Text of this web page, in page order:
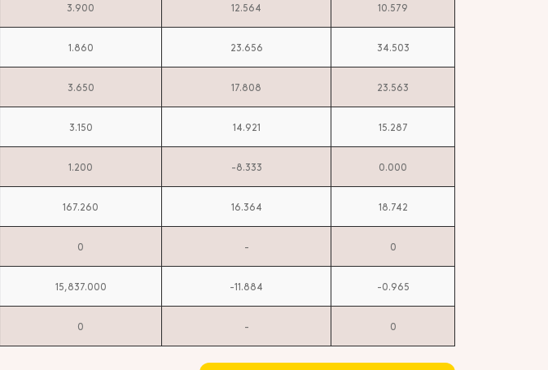
3.900 12.564 10.579
1.860 23.656 34.503
3.650 17.808 23.563
3.150 14.921 15.287
1.200 -8.333 0.000
167.260 16.364 18.742
0 - 0
15,837.000 -11.884 -0.965
0 - 0